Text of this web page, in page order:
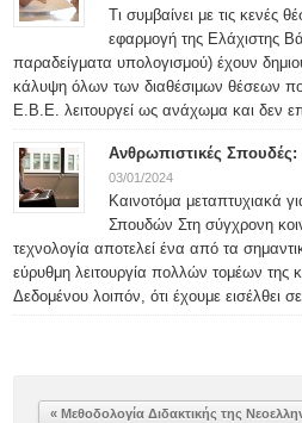
Τι συμβαίνει με τις κενές
εφαρμογή της Ελάχιστης
παραδείγματα υπολογισμού) έχουν
κάλυψη όλων των διαθέσιμων θέσεων
Ε.Β.Ε. λειτουργεί ως ανάχωμα και δεν
Ανθρωπιστικές Σπουδές:
03/01/2024
Καινοτόμα μεταπτυχιακά
Σπουδών Στη σύγχρονη
τεχνολογία αποτελεί ένα από τα
εύρυθμη λειτουργία πολλών τομέων της
Δεδομένου λοιπόν, ότι έχουμε εισέλθει
« Μεθοδολογία Διδακτικής της